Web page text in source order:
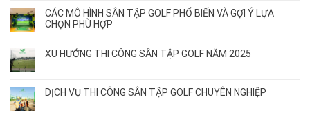
CÁC MÔ HÌNH SÂN TẬP GOLF PHỔ BIẾN VÀ GỢI Ý LỰA
CHỌN PHÙ HỢP
XU HƯỚNG THI CÔNG SÂN TẬP GOLF NĂM 2025
DỊCH VỤ THI CÔNG SÂN TẬP GOLF CHUYÊN NGHIỆP